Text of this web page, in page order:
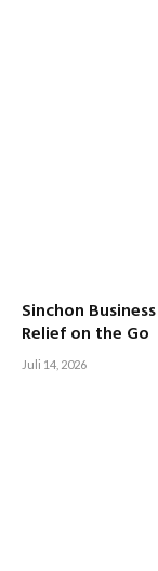
Sinchon
Relief on the Go
Juli 14, 2026